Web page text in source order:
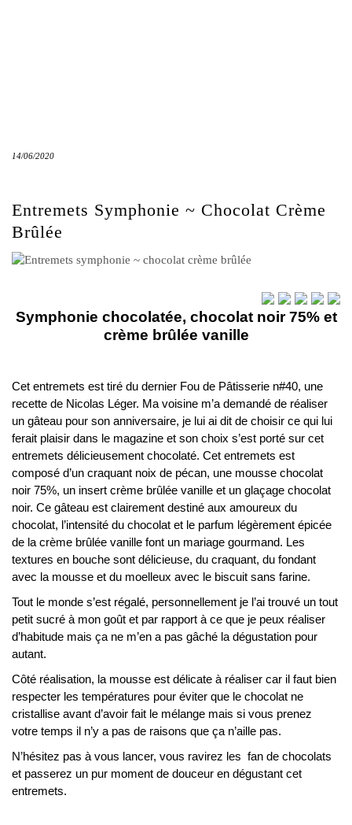
14/06/2020
Entremets Symphonie ~ Chocolat Crème
Brûlée
Symphonie chocolatée, chocolat noir 75% et
crème brûlée vanille
Cet entremets est tiré du dernier Fou de Pâtisserie n#40, une
recette de Nicolas Léger. Ma voisine m’a demandé de réaliser
un gâteau pour son anniversaire, je lui ai dit de choisir ce qui lui
ferait plaisir dans le magazine et son choix s’est porté sur cet
entremets délicieusement chocolaté. Cet entremets est
composé d’un craquant noix de pécan, une mousse chocolat
noir 75%, un insert crème brûlée vanille et un glaçage chocolat
noir. Ce gâteau est clairement destiné aux amoureux du
chocolat, l’intensité du chocolat et le parfum légèrement épicée
de la crème brûlée vanille font un mariage gourmand. Les
textures en bouche sont délicieuse, du craquant, du fondant
avec la mousse et du moelleux avec le biscuit sans farine.
Tout le monde s’est régalé, personnellement je l’ai trouvé un tout
petit sucré à mon goût et par rapport à ce que je peux réaliser
d’habitude mais ça ne m’en a pas gâché la dégustation pour
autant.
Côté réalisation, la mousse est délicate à réaliser car il faut bien
respecter les températures pour éviter que le chocolat ne
cristallise avant d’avoir fait le mélange mais si vous prenez
votre temps il n’y a pas de raisons que ça n’aille pas.
N’hésitez pas à vous lancer, vous ravirez les fan de chocolats
et passerez un pur moment de douceur en dégustant cet
entremets.